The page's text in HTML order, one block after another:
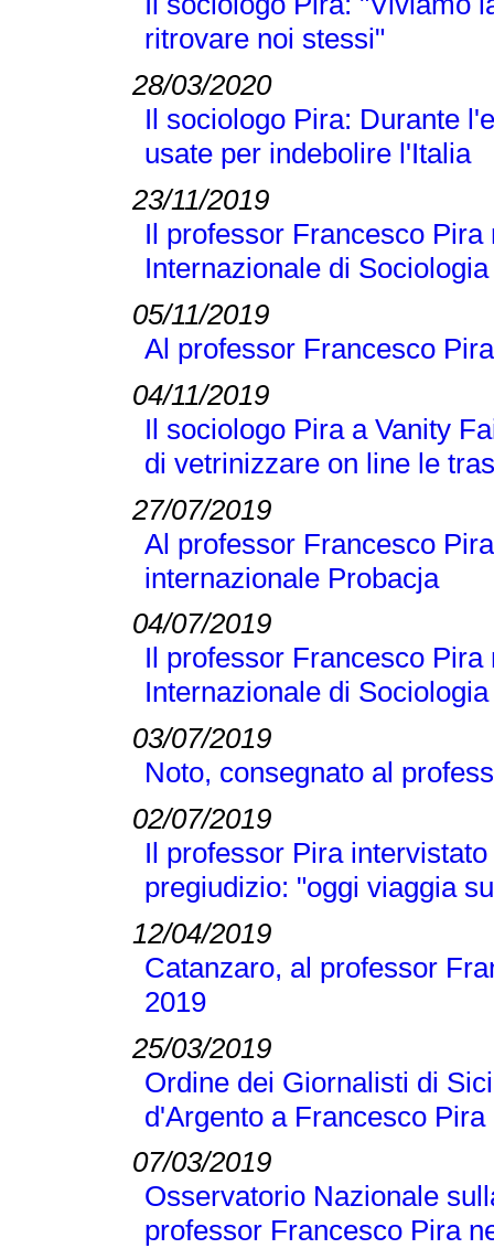
ritrovare noi stessi"
28/03/2020
Il sociologo Pira: Durante
usate per indebolire l'Italia
23/11/2019
Il professor Francesco
Internazionale di
05/11/2019
Al professor Francesco
04/11/2019
Il sociologo Pira a Vanity
di vetrinizzare on line le
27/07/2019
Al professor Francesco
internazionale Probacja
04/07/2019
Il professor Francesco
Internazionale di
03/07/2019
Noto, consegnato al
02/07/2019
Il professor Pira
pregiudizio: "oggi viaggia
12/04/2019
Catanzaro, al professor
2019
25/03/2019
Ordine dei Giornalisti di
d'Argento a Francesco Pira
07/03/2019
Osservatorio Nazionale
professor Francesco Pira